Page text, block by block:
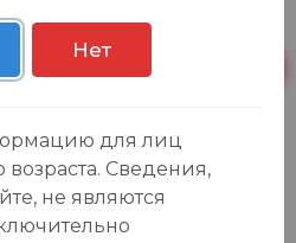
23:00
Оставить отзыв
Нет
для лиц
Сведения,
не являются